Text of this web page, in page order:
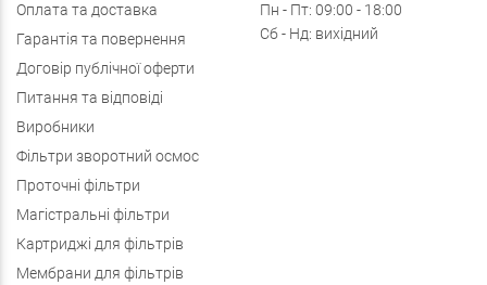
Оплата та доставка
Гарантія та повернення
Договір публічної оферти
Питання та відповіді
Виробники
Фільтри зворотний осмос
Проточні фільтри
Магістральні фільтри
Картриджі для фільтрів
Мембрани для фільтрів
Пн - Пт: 09:00 - 18:00
Сб - Нд: вихідний